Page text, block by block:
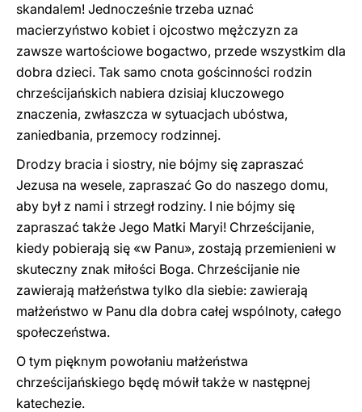
skandalem! Jednocześnie trzeba uznać
macierzyństwo kobiet i ojcostwo mężczyzn za
zawsze wartościowe bogactwo, przede wszystkim dla
dobra dzieci. Tak samo cnota gościnności rodzin
chrześcijańskich nabiera dzisiaj kluczowego
znaczenia, zwłaszcza w sytuacjach ubóstwa,
zaniedbania, przemocy rodzinnej.
Drodzy bracia i siostry, nie bójmy się zapraszać
Jezusa na wesele, zapraszać Go do naszego domu,
aby był z nami i strzegł rodziny. I nie bójmy się
zapraszać także Jego Matki Maryi! Chrześcijanie,
kiedy pobierają się «w Panu», zostają przemienieni w
skuteczny znak miłości Boga. Chrześcijanie nie
zawierają małżeństwa tylko dla siebie: zawierają
małżeństwo w Panu dla dobra całej wspólnoty, całego
społeczeństwa.
O tym pięknym powołaniu małżeństwa
chrześcijańskiego będę mówił także w następnej
katechezie.